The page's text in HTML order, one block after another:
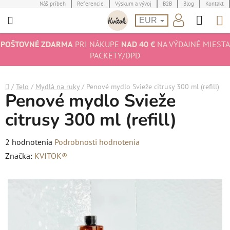
na
Náš príbeh Referencie Výskum a vývoj B2B Blog Kontakt
EUR
POŠTOVNÉ ZDARMAPRI NÁKUPE NAD 40 €NA VÝDAJNÉ MIESTA
PACKETY/DPD
Domov
/ Telo / Mydlá na ruky / Penové mydlo Svieže citrusy 300 ml (refill)
Penové mydlo Svieže
citrusy 300 ml (refill)
Priemerné
hodnotenie
2 hodnotenia Podrobnosti hodnotenia
Značka: KVITOK®